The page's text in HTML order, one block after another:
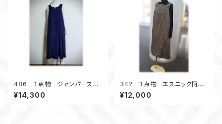
486 １点物 ジャンパースカ
ート テントラインワンピース
紬着物リメイク 大きいサイ
¥14,300
342 １点物 エスニック柄
紬 Aラインワンピース ジャン
スカ オールシーズン 着物リ
¥12,000